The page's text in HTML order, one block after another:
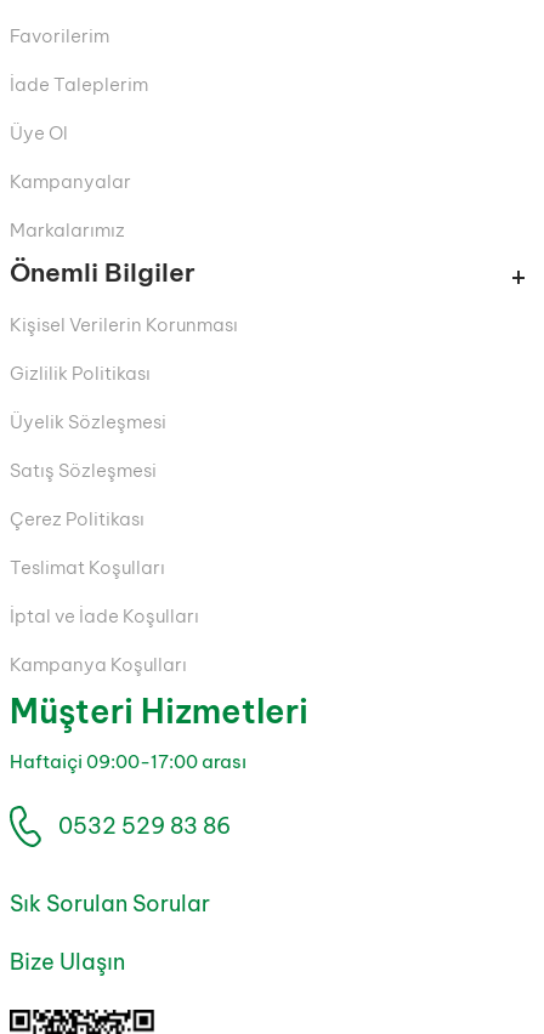
Favorilerim
İade Taleplerim
Üye Ol
Kampanyalar
Markalarımız
Önemli Bilgiler
Kişisel Verilerin Korunması
Gizlilik Politikası
Üyelik Sözleşmesi
Satış Sözleşmesi
Çerez Politikası
Teslimat Koşulları
İptal ve İade Koşulları
Kampanya Koşulları
Müşteri Hizmetleri
Haftaiçi 09:00-17:00 arası
0532 529 83 86
Sık Sorulan Sorular
Bize Ulaşın